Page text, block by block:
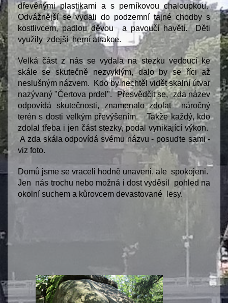
dřevěnými plastikami a s perníkovou chaloupkou.
Odvážnější se vydali do podzemní tajné chodby s
kostlivcem, padlou děvou a pavoučí havětí. Děti
využily zdejší herní atrakce.
Velká část z nás se vydala na stezku vedoucí ke
skále se skutečně nezvyklým, dalo by se říci až
neslušným názvem. Kdo by nechtěl vidět skalní útvar
nazývaný "Čertova prdel". Přesvědčit se, zda název
odpovídá skutečnosti, znamenalo zdolat náročný
terén s dosti velkým převýšením. Takže každý, kdo
zdolal třeba i jen část stezky, podal vynikající výkon.
A zda skála odpovídá svému názvu - posuďte sami -
viz foto.
Domů jsme se vraceli hodně unaveni, ale spokojeni.
Jen nás trochu nebo možná i dost vyděsil pohled na
okolní suchem a kůrovcem devastované lesy.